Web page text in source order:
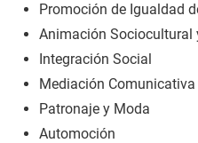
Promoción de Igualdad
Animación Sociocultural
Integración Social
Mediación Comunicativa
Patronaje y Moda
Automoción